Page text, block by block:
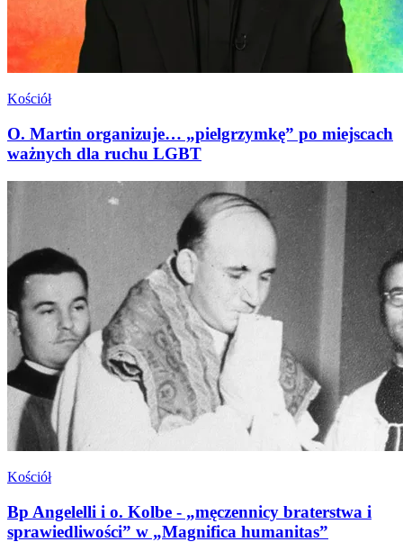
Kościół
O. Martin organizuje… „pielgrzymkę” po miejscach
ważnych dla ruchu LGBT
Kościół
Bp Angelelli i o. Kolbe - „męczennicy braterstwa i
sprawiedliwości” w „Magnifica humanitas”